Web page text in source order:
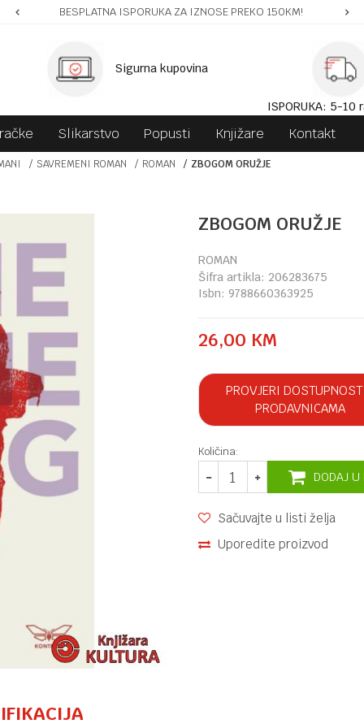
BESPLATNA ISPORUKA ZA IZNOSE PREKO 150KM!
Sigurna kupovina
ISPORUKA: 5-10
Slikarstvo Popusti Knjižare Kontakt
SAVREMENI ROMAN ROMAN ZBOGOM ORUŽJE
ZBOGOM ORUŽJE
ROMAN
Šifra artikla: 206283675
Isbn: 9788660363925
26,00 KM
PROVJERI
PRODAVNICAMA
Količina:
DODAJ U
Sačuvajte u listi želja
Uporedite proizvod